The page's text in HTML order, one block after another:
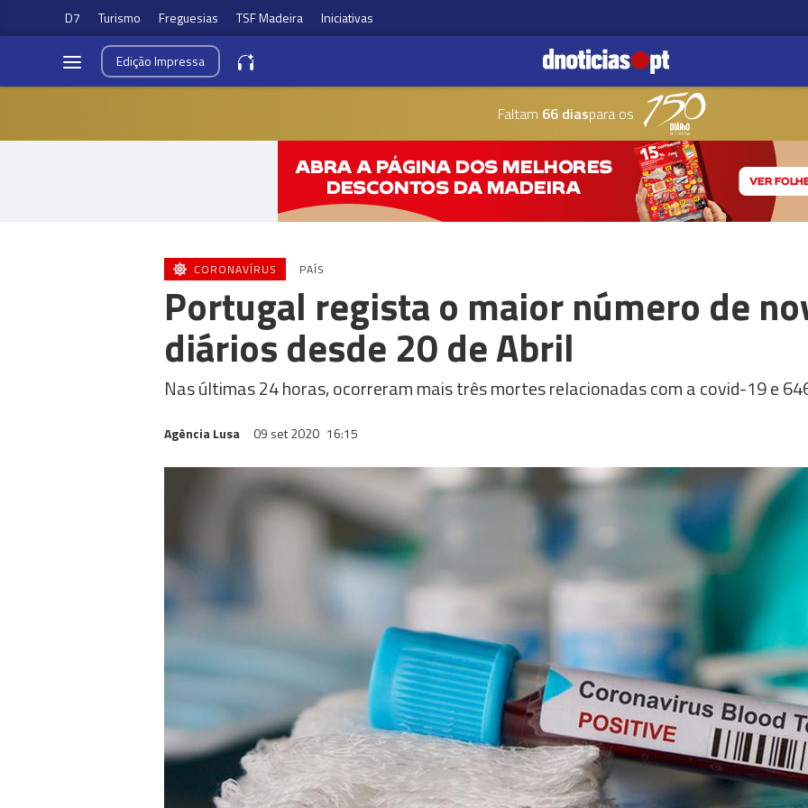
D7 Turismo Freguesias TSF Madeira Iniciativas
EdiçãoImpressa
Faltam 66 diaspara os
CORONAVÍRUS PAÍS
Portugal regista o maior número de
diários desde 20 de Abril
Nas últimas 24 horas, ocorreram mais três mortes relacionadas com a covid-19 e
Agência Lusa 09 set 2020 16:15